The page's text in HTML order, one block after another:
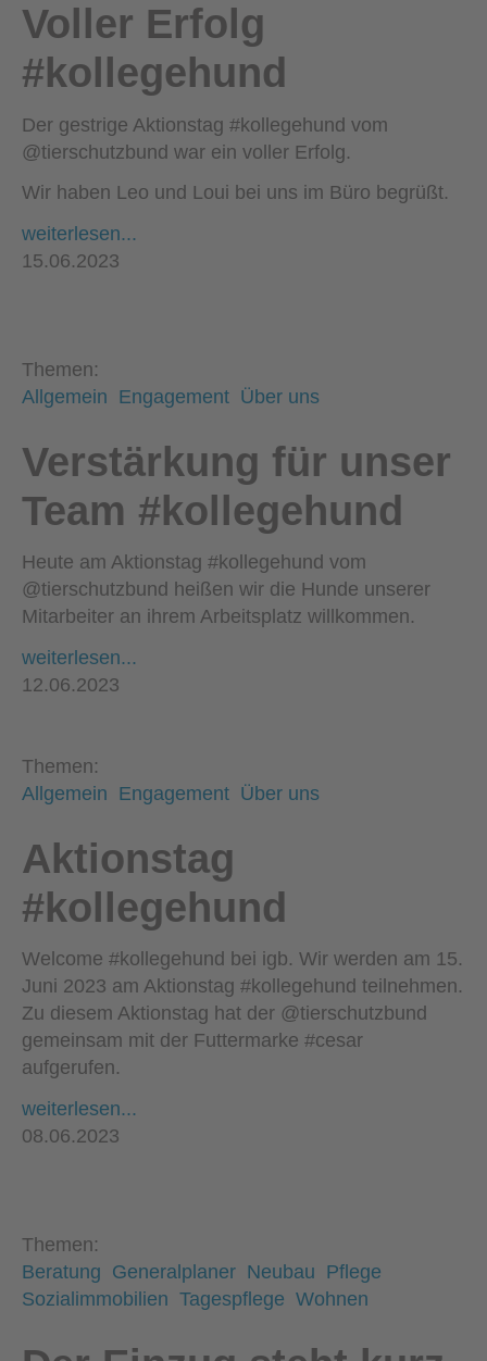
Voller Erfolg
#kollegehund
Der gestrige Aktionstag #kollegehund vom
@tierschutzbund war ein voller Erfolg.
Wir haben Leo und Loui bei uns im Büro begrüßt.
weiterlesen...
15.06.2023
Themen:
Allgemein Engagement Über uns
Verstärkung für unser
Team #kollegehund
Heute am Aktionstag #kollegehund vom
@tierschutzbund heißen wir die Hunde unserer
Mitarbeiter an ihrem Arbeitsplatz willkommen.
weiterlesen...
12.06.2023
Themen:
Allgemein Engagement Über uns
Aktionstag
#kollegehund
Welcome #kollegehund bei igb. Wir werden am 15.
Juni 2023 am Aktionstag #kollegehund teilnehmen.
Zu diesem Aktionstag hat der @tierschutzbund
gemeinsam mit der Futtermarke #cesar
aufgerufen.
weiterlesen...
08.06.2023
Themen:
Beratung Generalplaner Neubau Pflege
Sozialimmobilien Tagespflege Wohnen